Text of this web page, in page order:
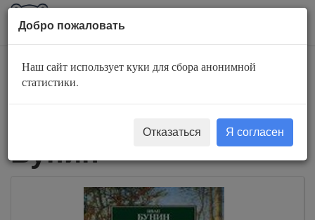
AuBook.org
Слушать
аудиокниги Иван
Бунин
Добро пожаловать
Наш сайт использует куки для сбора анонимной
статистики.
Отказаться Я согласен